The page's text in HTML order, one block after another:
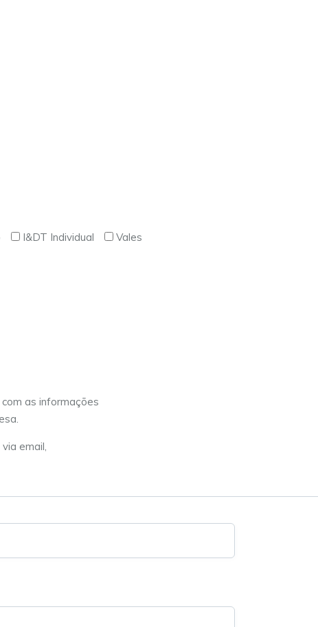
I&DT Individual Vales
as informações
email,